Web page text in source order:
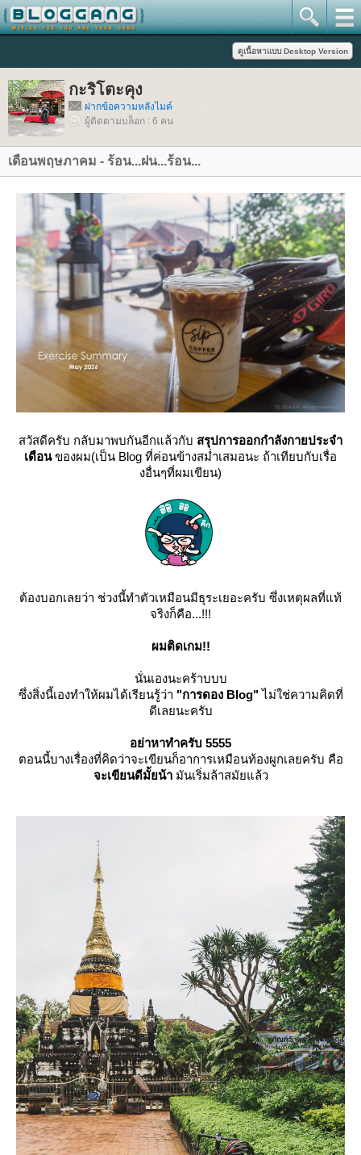
กะริโตะคุง
ฝากข้อความหลังไมค์
ผู้ติดตามบล็อก : 6 คน
เดือนพฤษภาคม - ร้อน...ฝน...ร้อน...
สวัสดีครับ กลับมาพบกันอีกแล้วกับ สรุปการออกกำลังกายประจำ
เดือนของผม(เป็น Blog ที่ค่อนข้างสม่ำเสมอนะ ถ้าเทียบกับเรื่อ
งอื่นๆที่ผมเขียน)
ต้องบอกเลยว่า ช่วงนี้ทำตัวเหมือนมีธุระเยอะครับ ซึ่งเหตุผลที่แท้
จริงก็คือ...!!!
ผมติดเกม!!
นั่นเองนะคร้าบบบ
ซึ่งสิ่งนี้เองทำให้ผมได้เรียนรู้ว่า "การดอง Blog"ไม่ใช่ความคิดที่
ดีเลยนะครับ
อย่าหาทำครับ 5555
ตอนนี้บางเรื่องที่คิดว่าจะเขียนก็อาการเหมือนท้องผูกเลยครับ คือ
จะเขียนดีมั้ยน้ามันเริ่มล้าสมัยแล้ว